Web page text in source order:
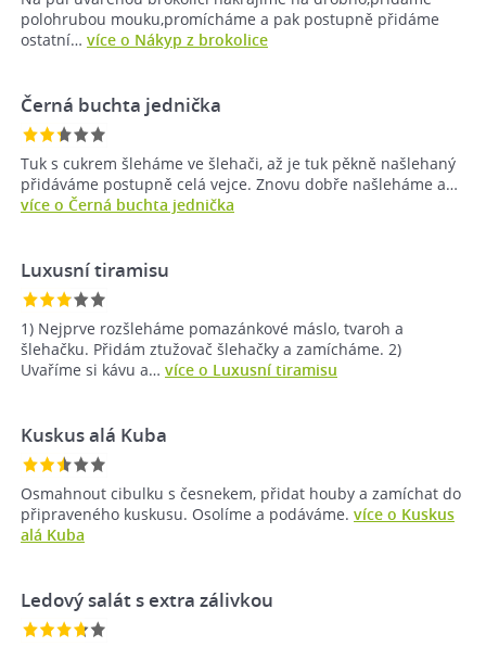
polohrubou mouku,promícháme a pak postupně přidáme
ostatní… více o Nákyp z brokolice
Černá buchta jednička
Tuk s cukrem šleháme ve šlehači, až je tuk pěkně našlehaný
přidáváme postupně celá vejce. Znovu dobře našleháme a…
více o Černá buchta jednička
Luxusní tiramisu
1) Nejprve rozšleháme pomazánkové máslo, tvaroh a
šlehačku. Přidám ztužovač šlehačky a zamícháme. 2)
Uvaříme si kávu a… více o Luxusní tiramisu
Kuskus alá Kuba
Osmahnout cibulku s česnekem, přidat houby a zamíchat do
připraveného kuskusu. Osolíme a podáváme. více o Kuskus
alá Kuba
Ledový salát s extra zálivkou